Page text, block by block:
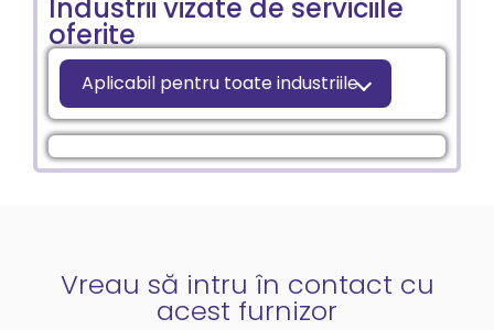
Industrii vizate de serviciile
oferite
Aplicabil pentru toate industriile
Vreau să intru în contact cu
acest furnizor​